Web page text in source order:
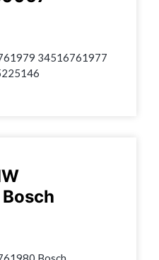
34516761977